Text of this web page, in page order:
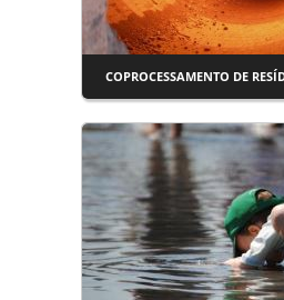
COPROCESSAMENTO DE